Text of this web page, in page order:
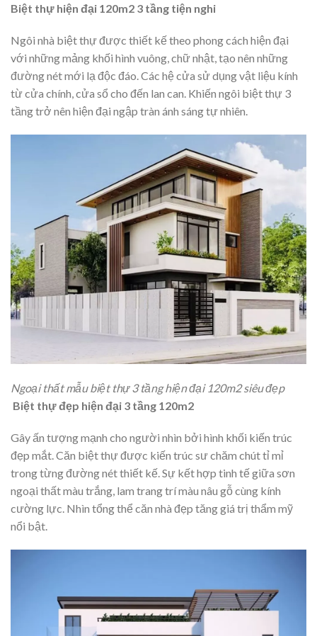
Biệt thự hiện đại 120m2 3 tầng tiện nghi
Ngôi nhà biệt thự được thiết kế theo phong cách hiện đại
với những mảng khối hình vuông, chữ nhật, tạo nên những
đường nét mới lạ độc đáo. Các hệ cửa sử dụng vật liệu kính
từ cửa chính, cửa sổ cho đến lan can. Khiến ngôi biệt thự 3
tầng trở nên hiện đại ngập tràn ánh sáng tự nhiên.
Ngoại thất mẫu biệt thự 3 tầng hiện đại 120m2 siêu đẹp
Biệt thự đẹp hiện đại 3 tầng 120m2
Gây ấn tượng mạnh cho người nhìn bởi hình khối kiến trúc
đẹp mắt. Căn biệt thự được kiến trúc sư chăm chút tỉ mỉ
trong từng đường nét thiết kế. Sự kết hợp tinh tế giữa sơn
ngoại thất màu trắng, lam trang trí màu nâu gỗ cùng kính
cường lực. Nhìn tổng thể căn nhà đẹp tăng giá trị thẩm mỹ
nổi bật.